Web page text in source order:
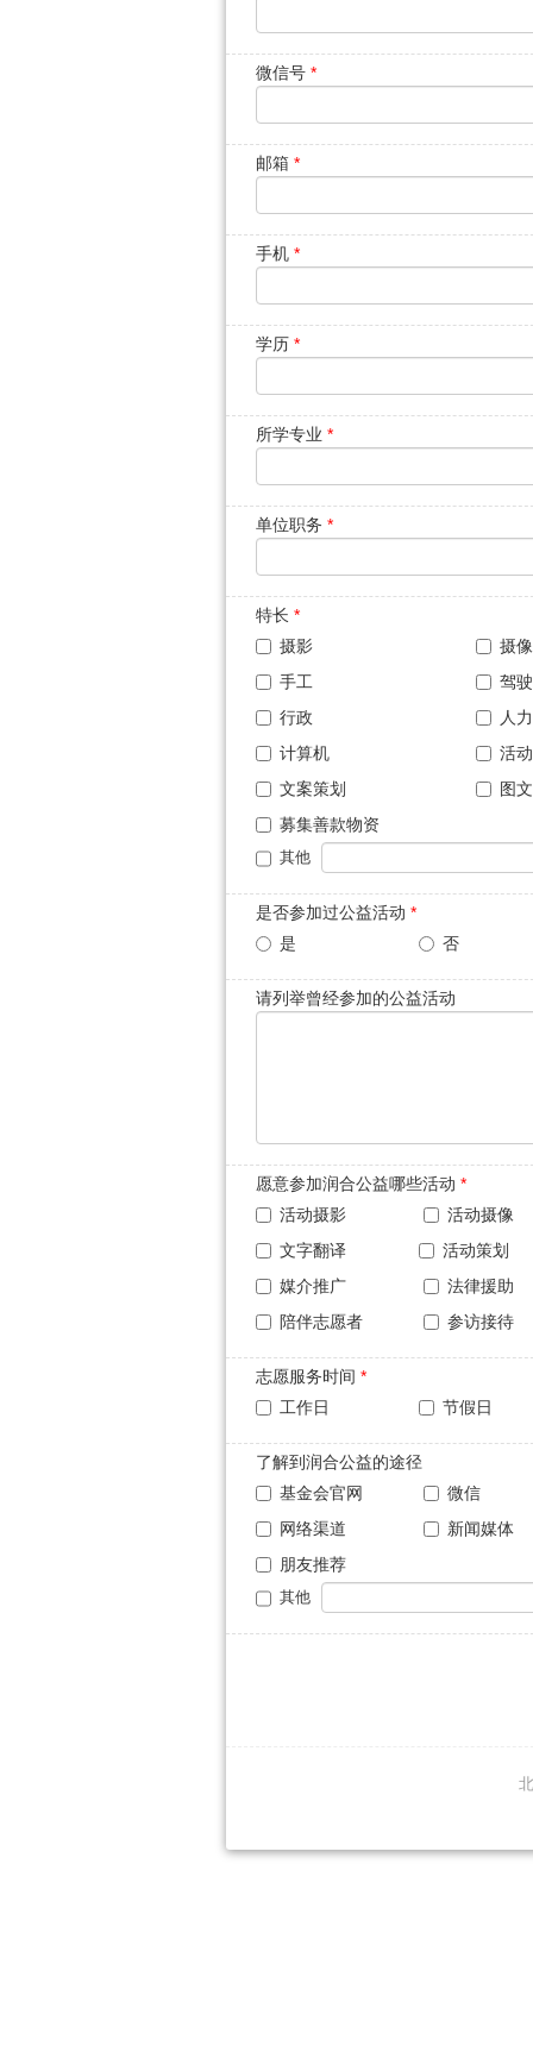
微信号 *
邮箱 *
手机 *
学历 *
所学专业 *
单位职务 *
特长 *
摄影
摄像
手工
驾驶
行政
人力
计算机
活
文案策划
图
募集善款物资
其他
是否参加过公益活动 *
是
否
请列举曾经参加的公益活动
愿意参加润合公益哪些活动 *
活动摄影
活动摄像
文字翻译
活动策划
媒介推广
法律援助
陪伴志愿者
参访接待
志愿服务时间 *
工作日
节假日
了解到润合公益的途径
基金会官网
微信
网络渠道
新闻媒体
朋友推荐
其他